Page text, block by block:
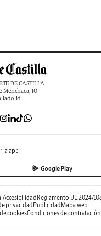
DE CASTILLA
Menchaca, 10
la app
Google Play
Accesibilidad Reglamento UE 2024/
privacidad Publicidad Mapa web
cookiesCondiciones de contratación